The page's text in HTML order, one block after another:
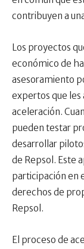
contribuyen a
Los proyectos
económico de
asesoramiento
expertos que les
aceleración.
pueden testar
desarrollar
de Repsol. Este
participación en
derechos de
Repsol.
El proceso de